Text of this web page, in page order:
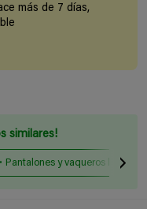
más de 7 días,
similares!
Pantalones y vaqueros hombre